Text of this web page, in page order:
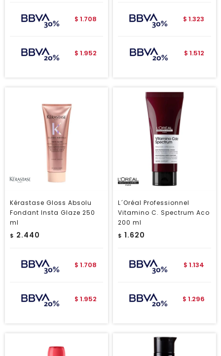
$ 1.708
$ 1.952
$ 1.323
$ 1.512
Kérastase Gloss Absolu
Fondant Insta Glaze 250
ml
$ 2.440
$ 1.708
$ 1.952
L´Oréal Professionnel
Vitamino C. Spectrum Aco
200 ml
$ 1.620
$ 1.134
$ 1.296